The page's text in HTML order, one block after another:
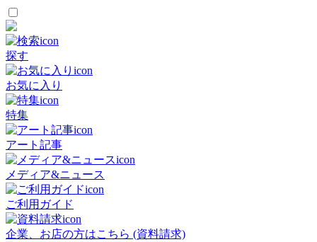
探す
お気に入り
特集
アート記事
メディア&ニュース
ご利用ガイド
企業、お店の方はこちら (資料請求)